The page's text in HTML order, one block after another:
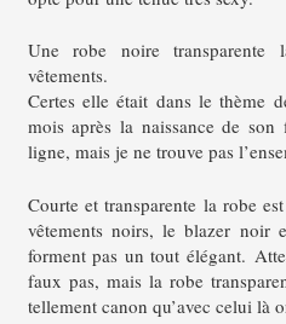
Une robe noire transparente
vêtements.
Certes elle était dans le thème
mois après la naissance de
ligne, mais je ne trouve pas
Courte et transparente la robe
vêtements noirs, le blazer
forment pas un tout élégant.
faux pas, mais la robe
tellement canon qu’avec celui là